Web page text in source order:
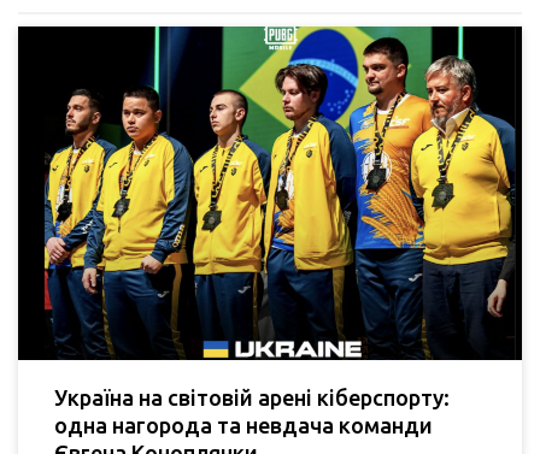
Україна на світовій арені кіберспорту:
одна нагорода та невдача команди